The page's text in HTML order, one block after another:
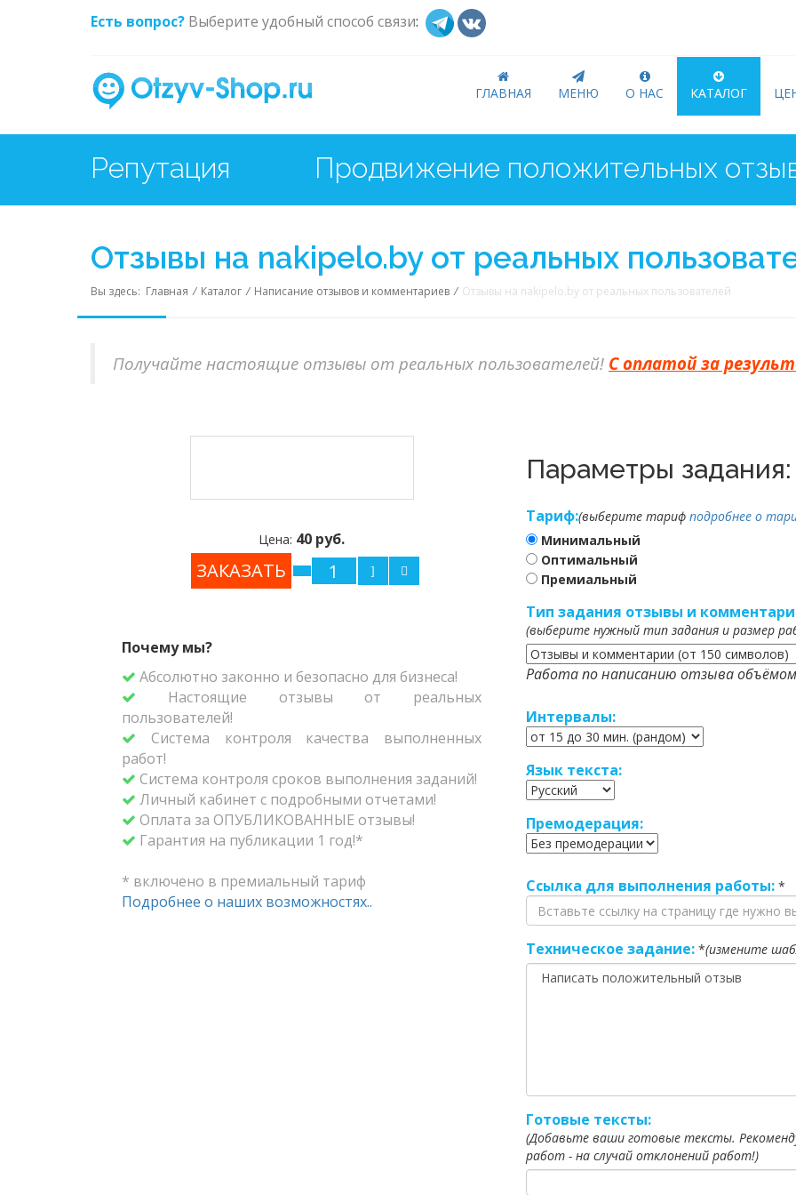
Есть вопрос? Выберите удобный способ связи:
ГЛАВНАЯ МЕНЮ О НАС КАТАЛОГ
Репутация
Отзывы на nakipelo.by от реальных
Вы здесь: Главная / Каталог / Написание отзывов и комментариев / Отзывы на nakipelo.by от реальных пользователей
Получайте настоящие отзывы от реальных пользователей! С оплатой за
Цена: 40 руб.
Почему мы?
Абсолютно законно и безопасно для бизнеса!
Настоящие отзывы от реальных
пользователей!
Система контроля качества выполненных
работ!
Система контроля сроков выполнения заданий!
Личный кабинет с подробными отчетами!
Оплата за ОПУБЛИКОВАННЫЕ отзывы!
Гарантия на публикации 1 год!*
* включено в премиальный тариф
Подробнее о наших возможностях..
Параметры задания:
Тариф:(выберите тариф подробнее о
Минимальный
Оптимальный
Премиальный
Тип задания отзывы и
(выберите нужный тип задания и размер
Работа по написанию отзыва
Интервалы:
Язык текста:
Премодерация:
Ссылка для выполнения работы: *
Техническое задание: *(измените
Готовые тексты:
(Добавьте ваши готовые тексты.
работ - на случай отклонений работ!)